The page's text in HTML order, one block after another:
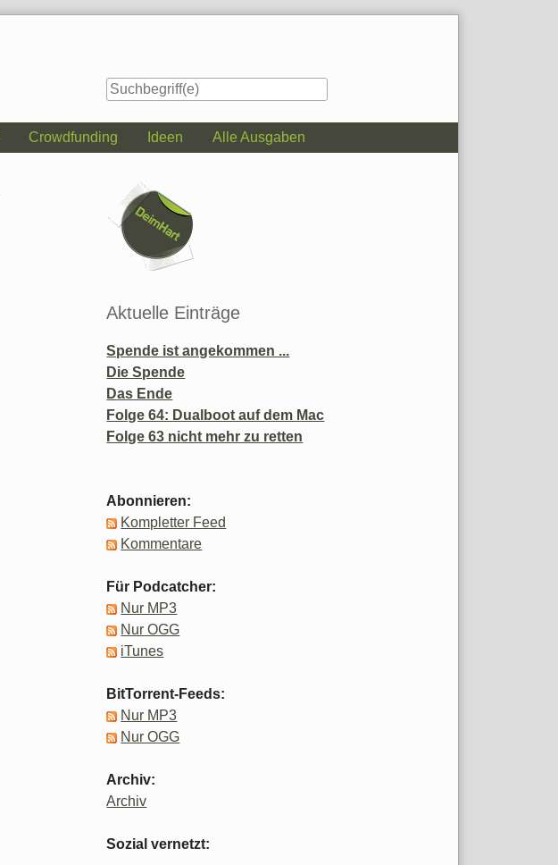
Crowdfunding Ideen Alle Ausgaben
Seitenleiste
Aktuelle Einträge
Spende ist angekommen ...
Die Spende
Das Ende
Folge 64: Dualboot auf dem Mac
Folge 63 nicht mehr zu retten
Abonnieren:
Kompletter Feed
Kommentare
Für Podcatcher:
Nur MP3
Nur OGG
iTunes
BitTorrent-Feeds:
Nur MP3
Nur OGG
Archiv:
Archiv
Sozial vernetzt: